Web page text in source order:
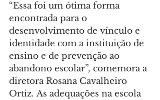
“Essa foi um ótima forma
encontrada para o
desenvolvimento de vínculo e
identidade com a instituição de
ensino e de prevenção ao
abandono escolar”, comemora a
diretora Rosana Cavalheiro
Ortiz. As adequações na escola